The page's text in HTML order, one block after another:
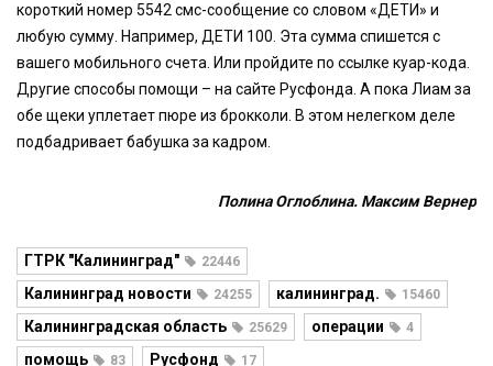
короткий номер 5542 смс-сообщение со словом «ДЕТИ» и
любую сумму. Например, ДЕТИ 100. Эта сумма спишется с
вашего мобильного счета. Или пройдите по ссылке куар-кода.
Другие способы помощи – на сайте Русфонда. А пока Лиам за
обе щеки уплетает пюре из брокколи. В этом нелегком деле
подбадривает бабушка за кадром.
Полина Оглоблина. Максим Вернер
ГТРК "Калининград" 22446
Калининград новости 24255 калининград. 15460
Калининградская область 25629 операции 4
помощь 83 Русфонд 17